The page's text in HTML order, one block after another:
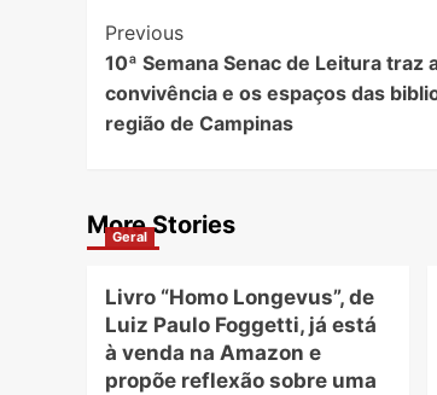
Post
Navigation
Previous
10ª Semana Senac de Leitura traz
convivência e os espaços das
região de Campinas
More Stories
Geral
Livro “Homo Longevus”, de
Luiz Paulo Foggetti, já está
à venda na Amazon e
propõe reflexão sobre uma